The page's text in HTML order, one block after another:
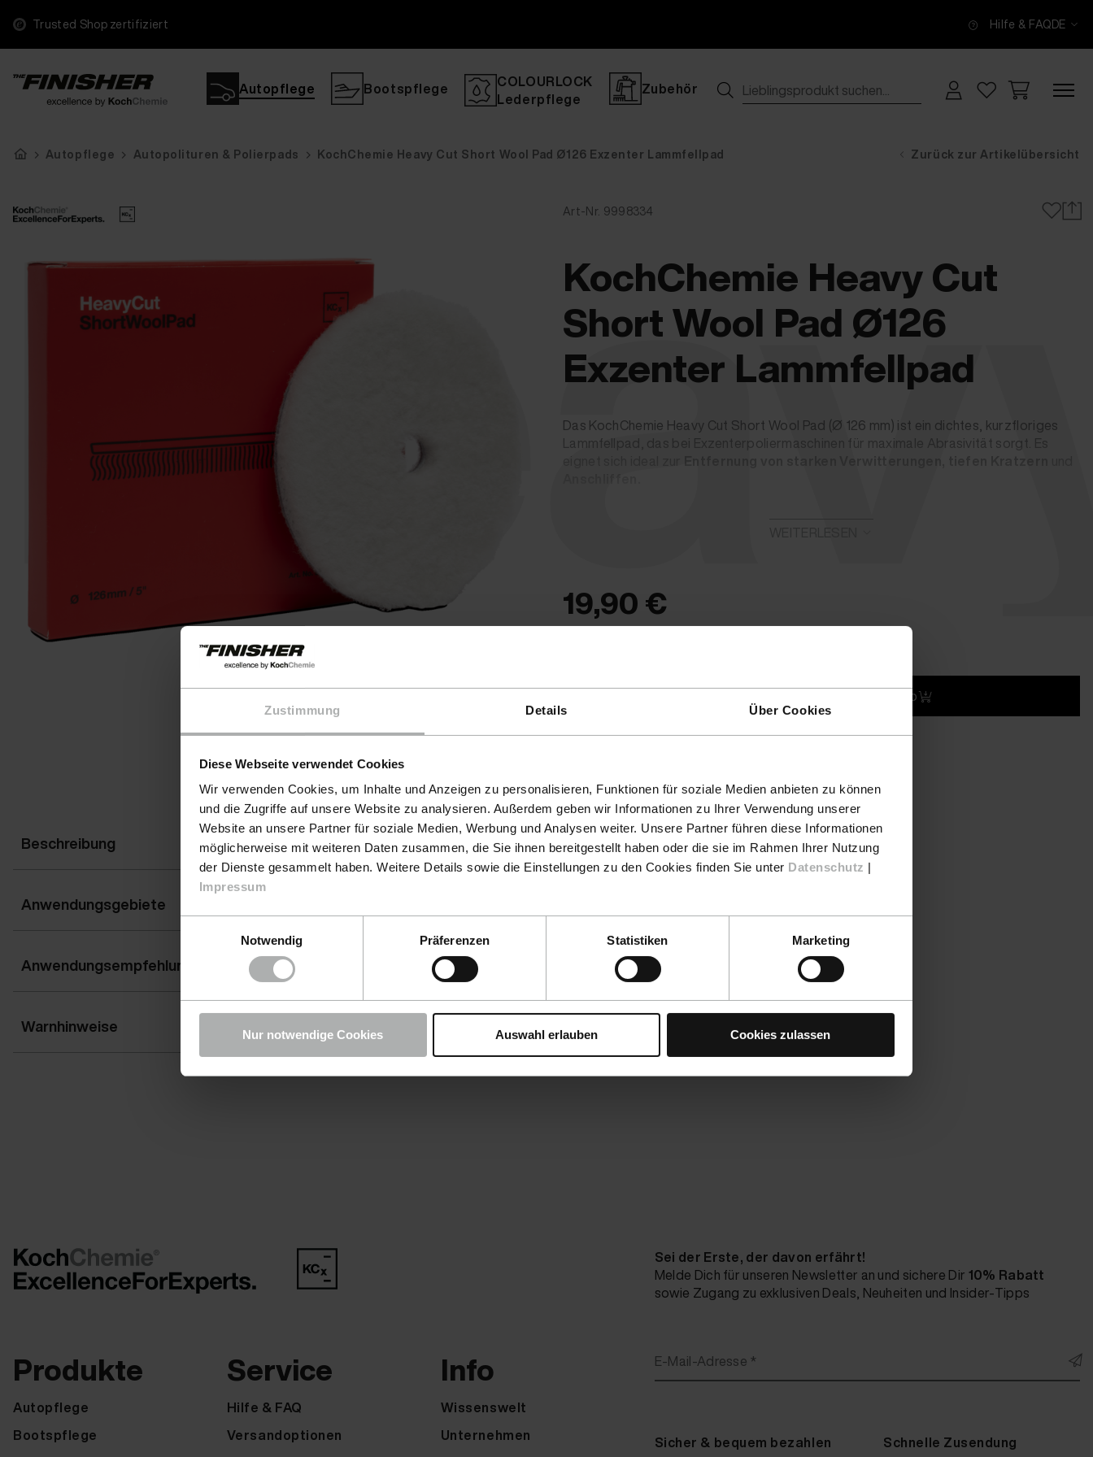
Zustimmung Details Über Cookies
Diese Webseite verwendet Cookies
Wir verwenden Cookies, um Inhalte und Anzeigen zu personalisieren, Funktionen für soziale Medien anbieten zu können
und die Zugriffe auf unsere Website zu analysieren. Außerdem geben wir Informationen zu Ihrer Verwendung unserer
Website an unsere Partner für soziale Medien, Werbung und Analysen weiter. Unsere Partner führen diese Informationen
möglicherweise mit weiteren Daten zusammen, die Sie ihnen bereitgestellt haben oder die sie im Rahmen Ihrer Nutzung
der Dienste gesammelt haben. Weitere Details sowie die Einstellungen zu den Cookies finden Sie unter Datenschutz |
Impressum
Notwendig
Präferenzen Statistiken Marketing
Nur notwendige Cookies Auswahl erlauben Cookies zulassen
Trusted Shop zertifiziert Hilfe & FAQDE
Autopflege Bootspflege
COLOURLOCK
Lederpflege
Zubehör
Autopflege Autopolituren & Polierpads KochChemie Heavy Cut Short Wool Pad Ø126 Exzenter Lammfellpad Zurück zur Artikelübersicht
Art-Nr. 9998334
KochChemie Heavy Cut
Short Wool Pad Ø126
Exzenter Lammfellpad
Das KochChemie Heavy Cut Short Wool Pad (Ø 126 mm) ist ein dichtes, kurzfloriges
Lammfellpad, das bei Exzenterpoliermaschinen für maximale Abrasivität sorgt. Es
19,90 €
In den Warenkorb
Auf Lager (2 - 4 Tage Lieferzeit)
Beschreibung
Anwendungsgebiete
Anwendungsempfehlung
Warnhinweise
Produkte
Autopflege
Bootspflege
Service
Hilfe & FAQ
Versandoptionen
Info
Wissenswelt
Unternehmen
Sei der Erste, der davon erfährt!
Melde Dich für unseren Newsletter an und sichere Dir 10% Rabatt
sowie Zugang zu exklusiven Deals, Neuheiten und Insider-Tipps
E-Mail-Adresse *
Sicher & bequem bezahlen Schnelle Zusendung